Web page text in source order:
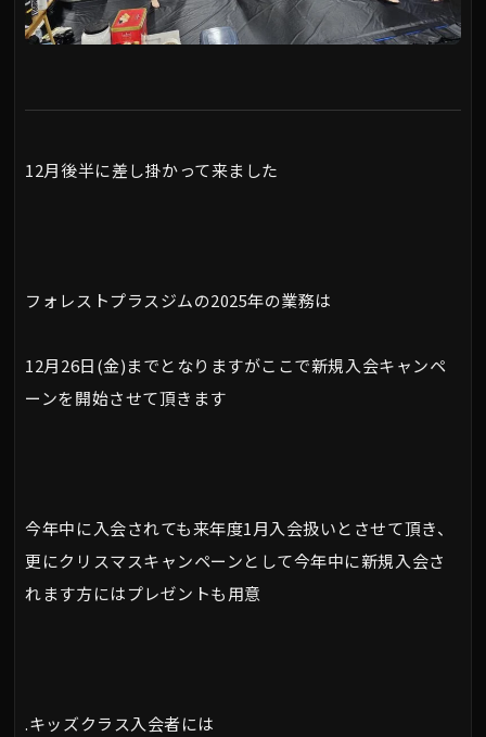
12月後半に差し掛かって来ました
フォレストプラスジムの2025年の業務は
12月26日(金)までとなりますがここで新規入会キャンペ
ーンを開始させて頂きます
今年中に入会されても来年度1月入会扱いとさせて頂き、
更にクリスマスキャンペーンとして今年中に新規入会さ
れます方にはプレゼントも用意
.キッズクラス入会者には